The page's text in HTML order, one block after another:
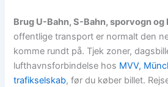
Brug U-Bahn, S-Bahn, sporvogn og
offentlige transport er normalt den
komme rundt på. Tjek zoner,
lufthavnsforbindelse hos MVV,
trafikselskab, før du køber billet.